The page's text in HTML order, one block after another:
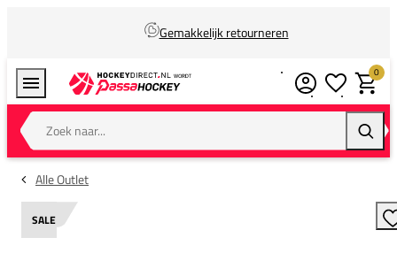
Gemakkelijk retourneren
Zoek naar...
0
Alle Outlet
SALE